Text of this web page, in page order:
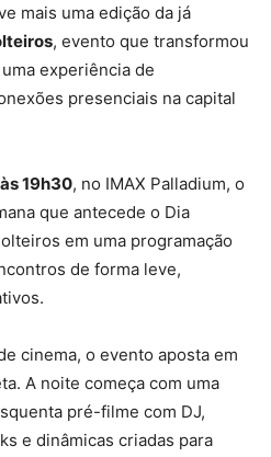
mais uma edição da já
, evento que transformou
experiência de
presenciais na capital
19h30, no IMAX Palladium, o
que antecede o Dia
em uma programação
de forma leve,
cinema, o evento aposta em
A noite começa com uma
pré-filme com DJ,
e dinâmicas criadas para